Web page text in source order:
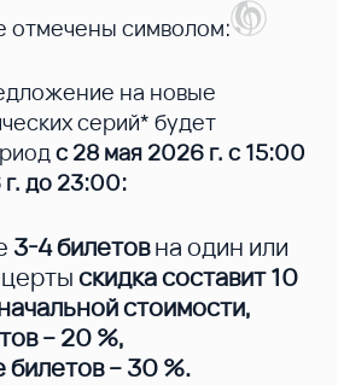
отмечены символом:
на новые
серий* будет
с 28 мая 2026 г. с 15:00
до 23:00:
3-4 билетовна один или
скидка составит 10
стоимости,
– 20 %,
билетов – 30 %.